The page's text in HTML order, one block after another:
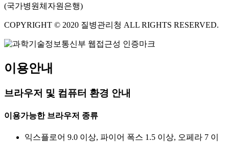
(국가병원체자원은행)
COPYRIGHT © 2020 질병관리청 ALL RIGHTS RESERVED.
이용안내
브라우저 및 컴퓨터 환경 안내
이용가능한 브라우저 종류
익스플로어 9.0 이상, 파이어 폭스 1.5 이상, 오페라 7 이